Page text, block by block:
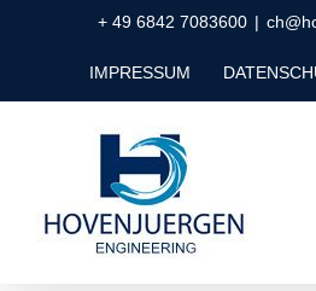
+ 49 6842 7083600 |
IMPRESSUM